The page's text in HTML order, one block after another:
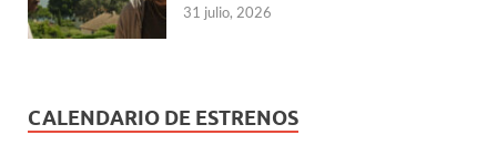
31 julio, 2026
CALENDARIO DE ESTRENOS